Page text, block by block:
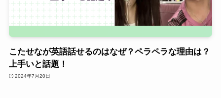
こたせなが英語話せるのはなぜ？ペラペラな理由は？
上手いと話題！
2024年7月20日